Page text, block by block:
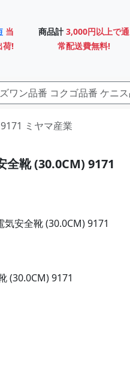
当
荷!
商品計 3,000円以上で通
常配送費無料!
ミヤマ産業
全靴 (30.0CM) 9171
安全靴 (30.0CM) 9171
(30.0CM) 9171